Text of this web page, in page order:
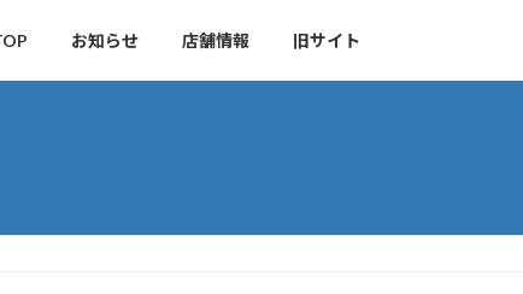
お知らせ 店舗情報 旧サイト